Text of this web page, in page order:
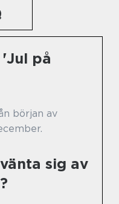
på
början av
sig av